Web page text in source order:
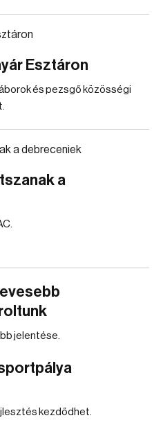
Esztáron
és pezsgő közösségi
a
jelentése.
kezdődhet.